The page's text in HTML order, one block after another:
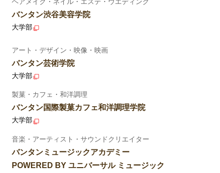
バンタン渋谷美容学院
大学部
アート・デザイン・映像・映画
バンタン芸術学院
大学部
製菓・カフェ・和洋調理
バンタン国際製菓カフェ和洋調理学院
大学部
音楽・アーティスト・サウンドクリエイター
バンタンミュージックアカデミー
POWERED BY ユニバーサル ミュージック